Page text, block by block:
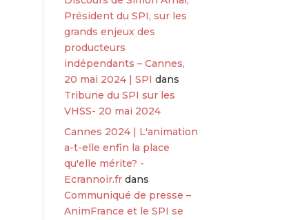
Président du SPI, sur les
grands enjeux des
producteurs
indépendants – Cannes,
20 mai 2024 | SPI dans
Tribune du SPI sur les
VHSS- 20 mai 2024
Cannes 2024 | L'animation
a-t-elle enfin la place
qu'elle mérite? -
Ecrannoir.fr dans
Communiqué de presse –
AnimFrance et le SPI se